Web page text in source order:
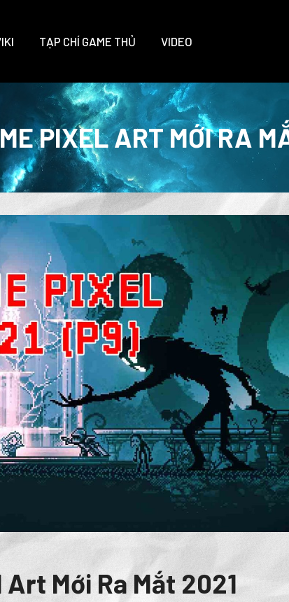
TẠP CHÍ GAME THỦ VIDEO
PIXEL ART MỚI RA
Mới Ra Mắt 2021